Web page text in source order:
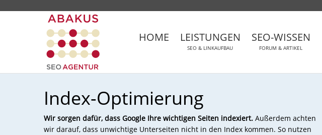
HOME LEISTUNGEN
SEO & LINKAUFBAU
SEO-WISSEN
FORUM & ARTIKEL
Index-Optimierung
Wir sorgen dafür, dass Google Ihre wichtigen Seiten indexiert. Außerdem achten
wir darauf, dass unwichtige Unterseiten nicht in den Index kommen. So nutzen